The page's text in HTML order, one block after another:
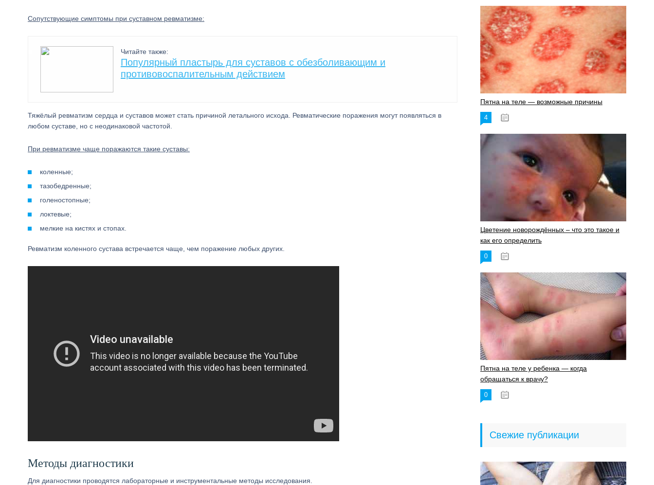
Сопутствующие симптомы при суставном ревматизме:
Читайте также:
Популярный пластырь для суставов с обезболивающим и
противовоспалительным действием
Тяжёлый ревматизм сердца и суставов может стать причиной летального исхода. Ревматические поражения могут появляться в
любом суставе, но с неодинаковой частотой.
При ревматизме чаще поражаются такие суставы:
коленные;
тазобедренные;
голеностопные;
локтевые;
мелкие на кистях и стопах.
Ревматизм коленного сустава встречается чаще, чем поражение любых других.
Методы диагностики
Для диагностики проводятся лабораторные и инструментальные методы исследования.
Пятна на теле — возможные причины
4
Цветение новорождённых – что это такое и
как его определить
0
Пятна на теле у ребенка — когда
обращаться к врачу?
0
Свежие публикации